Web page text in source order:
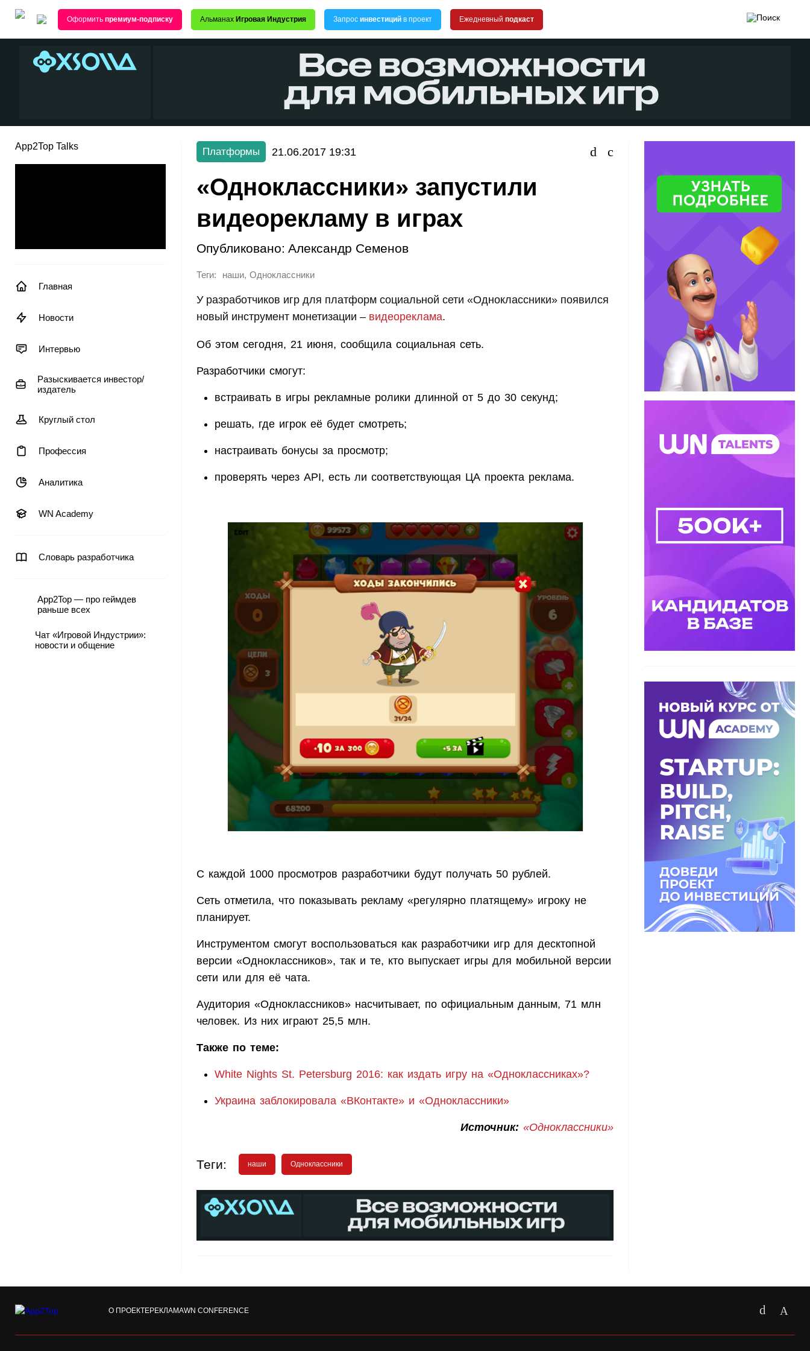
Оформить премиум-подписку Альманах Игровая Индустрия Запрос инвестиций в проект Ежедневный подкаст
App2Top Talks
Главная
Новости
Интервью
Разыскивается инвестор/
издатель
Круглый стол
Профессия
Аналитика
WN Academy
Словарь разработчика
App2Top — про геймдев
раньше всех
Чат «Игровой Индустрии»:
новости и общение
Платформы 21.06.2017 19:31
«Одноклассники» запустили
видеорекламу в играх
Опубликовано: Александр Семенов
Теги: наши, Одноклассники
У разработчиков игр для платформ социальной сети «Одноклассники» появился
новый инструмент монетизации – видеореклама.
Об этом сегодня, 21 июня, сообщила социальная сеть.
Разработчики смогут:
встраивать в игры рекламные ролики длинной от 5 до 30 секунд;
решать, где игрок её будет смотреть;
настраивать бонусы за просмотр;
проверять через API, есть ли соответствующая ЦА проекта реклама.
С каждой 1000 просмотров разработчики будут получать 50 рублей.
Сеть отметила, что показывать рекламу «регулярно платящему» игроку не
планирует.
Инструментом смогут воспользоваться как разработчики игр для десктопной
версии «Одноклассников», так и те, кто выпускает игры для мобильной версии
сети или для её чата.
Аудитория «Одноклассников» насчитывает, по официальным данным, 71 млн
человек. Из них играют 25,5 млн.
Также по теме:
White Nights St. Petersburg 2016: как издать игру на «Одноклассниках»?
Украина заблокировала «ВКонтакте» и «Одноклассники»
Источник: «Одноклассники»
Теги: наши Одноклассники
О ПРОЕКТЕРЕКЛАМАWN CONFERENCE